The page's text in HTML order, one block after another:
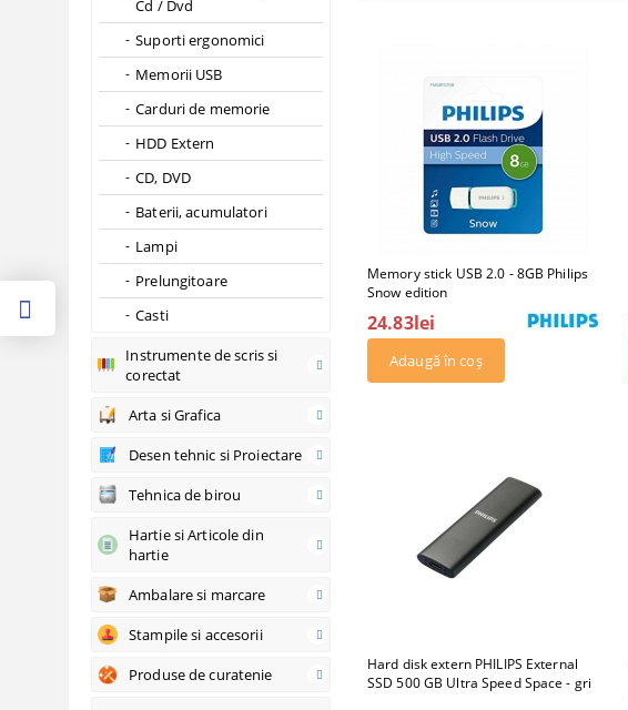
Cd / Dvd
Suporti ergonomici
Memorii USB
Carduri de memorie
HDD Extern
CD, DVD
Baterii, acumulatori
Lampi
Prelungitoare
Casti
Instrumente de scris si
corectat
Arta si Grafica
Desen tehnic si Proiectare
Tehnica de birou
Hartie si Articole din
hartie
Ambalare si marcare
Stampile si accesorii
Produse de curatenie
Memory stick USB 2.0 - 8GB Philips
Snow edition
24.83lei
Hard disk extern PHILIPS External
SSD 500 GB Ultra Speed Space - gri